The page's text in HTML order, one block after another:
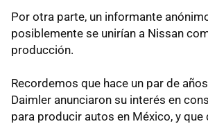
Por otra parte, un informante
posiblemente se unirían a Nissan
producción.
Recordemos que hace un par de
Daimler anunciaron su interés en
para producir autos en México, y que